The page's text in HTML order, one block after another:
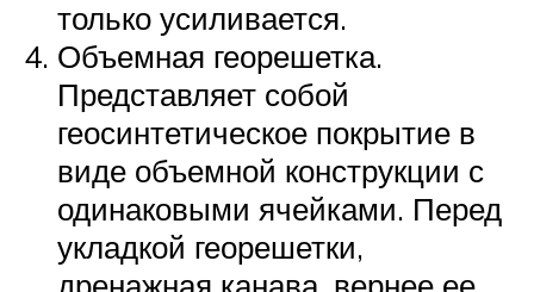
только усиливается.
Объемная георешетка.
Представляет собой
геосинтетическое покрытие в
виде объемной конструкции с
одинаковыми ячейками. Перед
укладкой георешетки,